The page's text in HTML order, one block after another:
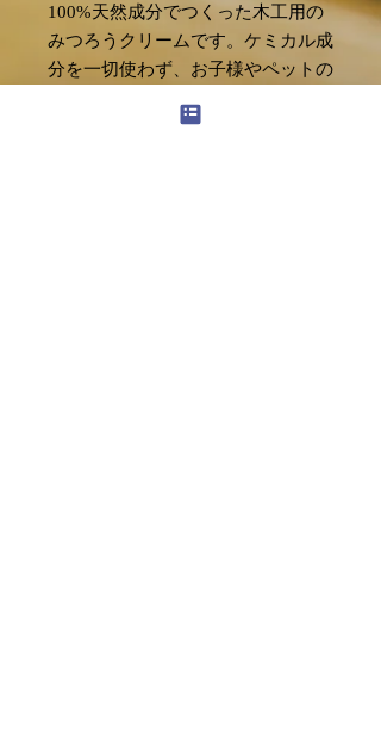
100%天然成分でつくった木工用の
みつろうクリームです。ケミカル成
分を一切使わず、お子様やペットの